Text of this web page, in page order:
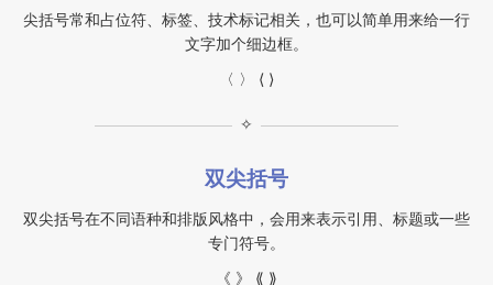
尖括号常和占位符、标签、技术标记相关，也可以简单用来给一行
文字加个细边框。
〈 〉 ⟨ ⟩
✧
双尖括号
双尖括号在不同语种和排版风格中，会用来表示引用、标题或一些
专门符号。
《 》 ⟪ ⟫